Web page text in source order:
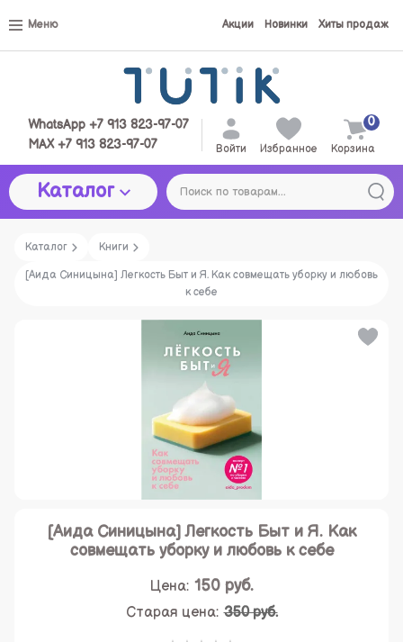
Меню Акции Новинки Хиты продаж
WhatsApp +7 913 823-97-07
MAX +7 913 823-97-07
Войти Избранное Корзина
0
Каталог
Каталог Книги
[Аида Синицына] Легкость Быт и Я. Как совмещать уборку и любовь
к себе
[Аида Синицына] Легкость Быт и Я. Как
совмещать уборку и любовь к себе
Цена: 150 руб.
Старая цена: 350 руб.